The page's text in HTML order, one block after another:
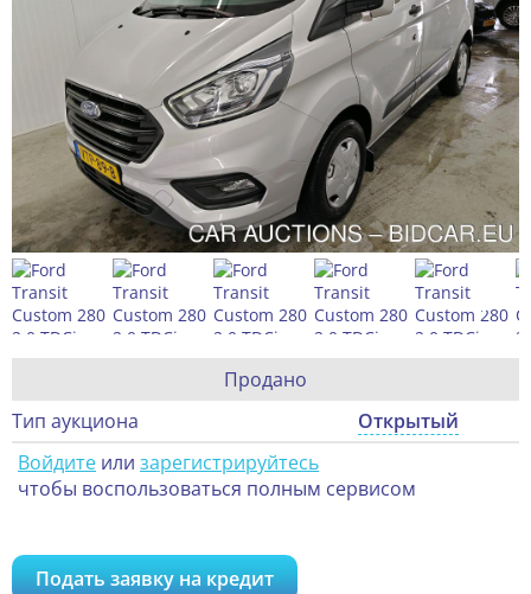
Продано
Тип аукциона
Открытый
Войдите или зарегистрируйтесь
чтобы воспользоваться полным сервисом
Подать заявку на кредит